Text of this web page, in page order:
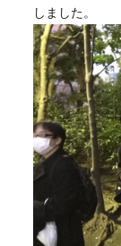
しました。